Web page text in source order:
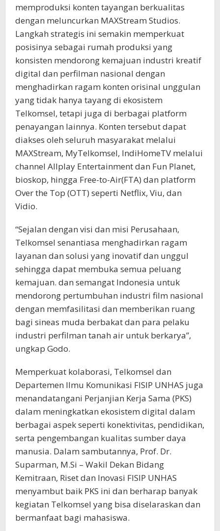
memproduksi konten tayangan berkualitas
dengan meluncurkan MAXStream Studios.
Langkah strategis ini semakin memperkuat
posisinya sebagai rumah produksi yang
konsisten mendorong kemajuan industri kreatif
digital dan perfilman nasional dengan
menghadirkan ragam konten orisinal unggulan
yang tidak hanya tayang di ekosistem
Telkomsel, tetapi juga di berbagai platform
penayangan lainnya. Konten tersebut dapat
diakses oleh seluruh masyarakat melalui
MAXStream, MyTelkomsel, IndiHomeTV melalui
channel Allplay Entertainment dan Fun Planet,
bioskop, hingga Free-to-Air(FTA) dan platform
Over the Top (OTT) seperti Netflix, Viu, dan
Vidio.
“Sejalan dengan visi dan misi Perusahaan,
Telkomsel senantiasa menghadirkan ragam
layanan dan solusi yang inovatif dan unggul
sehingga dapat membuka semua peluang
kemajuan. dan semangat Indonesia untuk
mendorong pertumbuhan industri film nasional
dengan memfasilitasi dan memberikan ruang
bagi sineas muda berbakat dan para pelaku
industri perfilman tanah air untuk berkarya”,
ungkap Godo.
Memperkuat kolaborasi, Telkomsel dan
Departemen Ilmu Komunikasi FISIP UNHAS juga
menandatangani Perjanjian Kerja Sama (PKS)
dalam meningkatkan ekosistem digital dalam
berbagai aspek seperti konektivitas, pendidikan,
serta pengembangan kualitas sumber daya
manusia. Dalam sambutannya, Prof. Dr.
Suparman, M.Si – Wakil Dekan Bidang
Kemitraan, Riset dan Inovasi FISIP UNHAS
menyambut baik PKS ini dan berharap banyak
kegiatan Telkomsel yang bisa diselaraskan dan
bermanfaat bagi mahasiswa.